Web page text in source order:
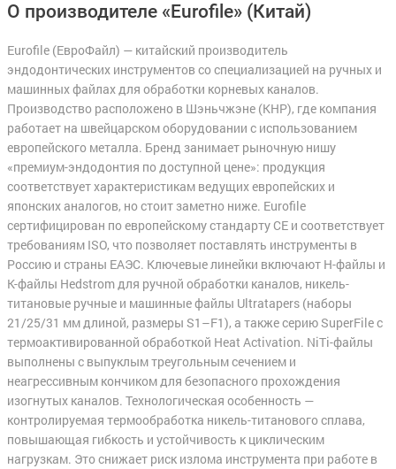
О производителе «Eurofile» (Китай)
Eurofile (ЕвроФайл) — китайский производитель
эндодонтических инструментов со специализацией на ручных и
машинных файлах для обработки корневых каналов.
Производство расположено в Шэньчжэне (КНР), где компания
работает на швейцарском оборудовании с использованием
европейского металла. Бренд занимает рыночную нишу
«премиум-эндодонтия по доступной цене»: продукция
соответствует характеристикам ведущих европейских и
японских аналогов, но стоит заметно ниже. Eurofile
сертифицирован по европейскому стандарту CE и соответствует
требованиям ISO, что позволяет поставлять инструменты в
Россию и страны ЕАЭС. Ключевые линейки включают H-файлы и
K-файлы Hedstrom для ручной обработки каналов, никель-
титановые ручные и машинные файлы Ultratapers (наборы
21/25/31 мм длиной, размеры S1–F1), а также серию SuperFile с
термоактивированной обработкой Heat Activation. NiTi-файлы
выполнены с выпуклым треугольным сечением и
неагрессивным кончиком для безопасного прохождения
изогнутых каналов. Технологическая особенность —
контролируемая термообработка никель-титанового сплава,
повышающая гибкость и устойчивость к циклическим
нагрузкам. Это снижает риск излома инструмента при работе в